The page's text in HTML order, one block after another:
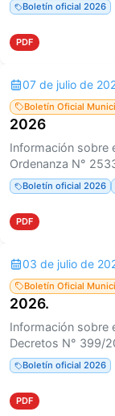
Boletín oficial 2026
PDF
07 de julio de
Boletín Oficial
2026
Información sobre
Ordenanza N°
Boletín oficial 2026
PDF
03 de julio de
Boletín Oficial
2026.
Información sobre
Decretos N° 399/
Boletín oficial 2026
PDF